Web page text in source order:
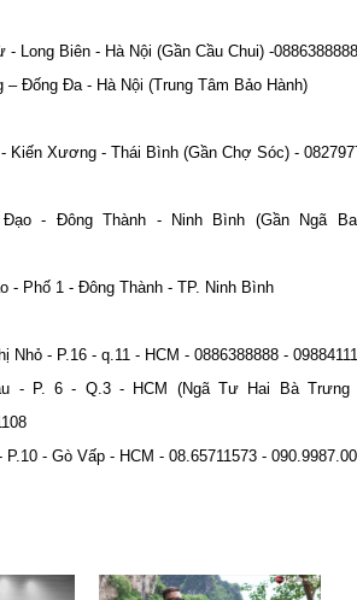
- Long Biên - Hà Nội (Gần Cầu Chui) -
– Đống Đa - Hà Nội (Trung Tâm Bảo Hành)
Kiến Xương - Thái Bình (Gần Chợ Sóc) -
- Đông Thành - Ninh Bình (Gần Ngã
- Phố 1 - Đông Thành - TP. Ninh Bình
Nhỏ - P.16 - q.11 - HCM - 0886388888 -
- P. 6 - Q.3 - HCM (Ngã Tư Hai Bà Trưng
P.10 - Gò Vấp - HCM - 08.65711573 -